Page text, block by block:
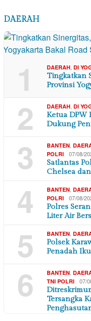
DAERAH
1 DAERAH DI
Tingkatkan
Provinsi
2 DAERAH DI
Ketua DPW
Dukung
3 BANTEN
POLRI
07/08/
Satlantas
Chelsea
4 BANTEN
POLRI
07/08/
Polres
Liter Air
5 BANTEN
Polsek
Penadah
6 BANTEN
TNI POLRI 07/
Tersangka